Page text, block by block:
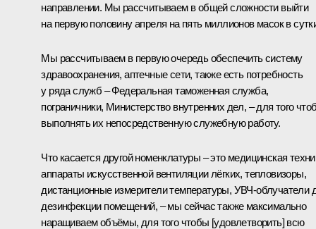
направлении. Мы рассчитываем в общей сложности выйти
на первую половину апреля на пять миллионов масок в
Мы рассчитываем в первую очередь обеспечить систему
здравоохранения, аптечные сети, также есть потребность
у ряда служб – Федеральная таможенная служба,
пограничники, Министерство внутренних дел, – для того
выполнять их непосредственную служебную работу.
Что касается другой номенклатуры – это медицинская
аппараты искусственной вентиляции лёгких, тепловизоры,
дистанционные измерители температуры, УВЧ-облучатели
дезинфекции помещений, – мы сейчас также максимально
наращиваем объёмы, для того чтобы [удовлетворить] всю